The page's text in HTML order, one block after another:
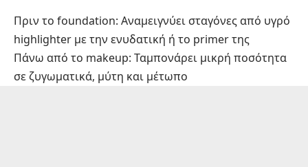
Πριν το foundation: Αναμειγνύει σταγόνες από υγρό
highlighter με την ενυδατική ή το primer της
Πάνω από το makeup: Ταμπονάρει μικρή ποσότητα
σε ζυγωματικά, μύτη και μέτωπο